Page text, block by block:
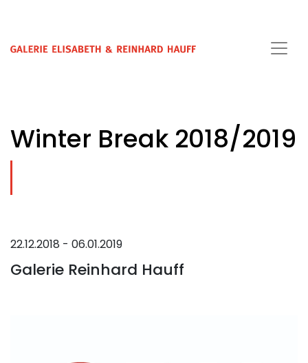
Winter Break 2018/2019
22.12.2018 - 06.01.2019
Galerie Reinhard Hauff